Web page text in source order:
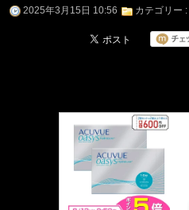
2025年3月15日 10:56 カテゴリー :